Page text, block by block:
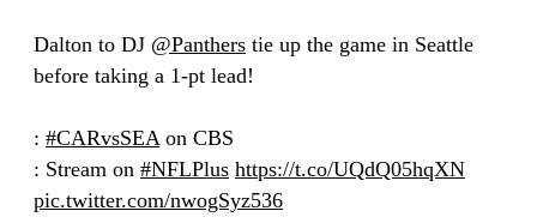
Dalton to DJ @Panthers tie up the game in Seattle
before taking a 1-pt lead!
: #CARvsSEAon CBS
: Stream on #NFLPlus https://t.co/UQdQ05hqXN
pic.twitter.com/nwogSyz536